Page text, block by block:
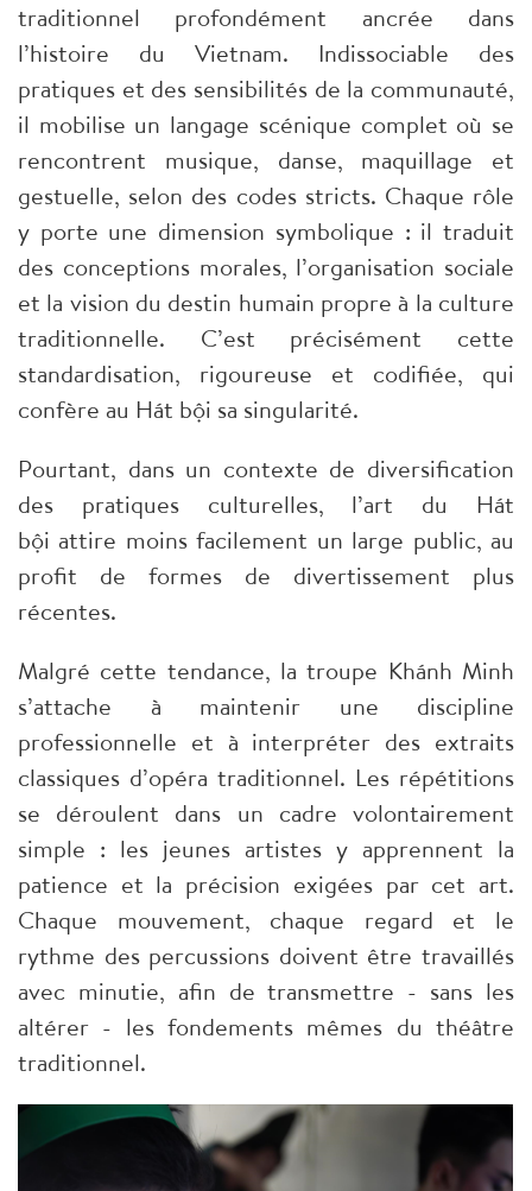
traditionnel profondément ancrée dans
l’histoire du Vietnam. Indissociable des
pratiques et des sensibilités de la communauté,
il mobilise un langage scénique complet où se
rencontrent musique, danse, maquillage et
gestuelle, selon des codes stricts. Chaque rôle
y porte une dimension symbolique : il traduit
des conceptions morales, l’organisation sociale
et la vision du destin humain propre à la culture
traditionnelle. C’est précisément cette
standardisation, rigoureuse et codifiée, qui
confère au Hát bội sa singularité.
Pourtant, dans un contexte de diversification
des pratiques culturelles, l’art du Hát
bội attire moins facilement un large public, au
profit de formes de divertissement plus
récentes.
Malgré cette tendance, la troupe Khánh Minh
s’attache à maintenir une discipline
professionnelle et à interpréter des extraits
classiques d’opéra traditionnel. Les répétitions
se déroulent dans un cadre volontairement
simple : les jeunes artistes y apprennent la
patience et la précision exigées par cet art.
Chaque mouvement, chaque regard et le
rythme des percussions doivent être travaillés
avec minutie, afin de transmettre - sans les
altérer - les fondements mêmes du théâtre
traditionnel.